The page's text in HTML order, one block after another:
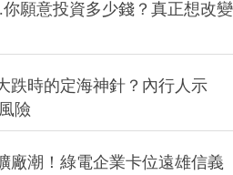
你願意投資多少錢？真正想改變
跌時的定海神針？內行人示
險
廠潮！綠電企業卡位遠雄信義